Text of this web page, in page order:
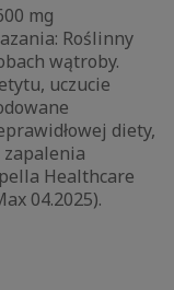
mg
Roślinny
wątroby.
uczucie
diety,
zapalenia
Healthcare
04.2025).